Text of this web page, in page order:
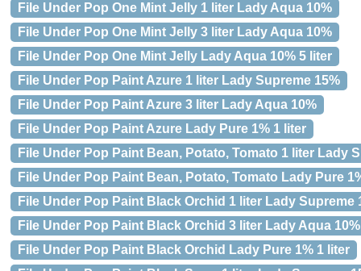
File Under Pop One Mint Jelly 1 liter Lady Aqua 10%
File Under Pop One Mint Jelly 3 liter Lady Aqua 10%
File Under Pop One Mint Jelly Lady Aqua 10% 5 liter
File Under Pop Paint Azure 1 liter Lady Supreme 15%
File Under Pop Paint Azure 3 liter Lady Aqua 10%
File Under Pop Paint Azure Lady Pure 1% 1 liter
File Under Pop Paint Bean, Potato, Tomato 1 liter Lady
File Under Pop Paint Bean, Potato, Tomato Lady Pure
File Under Pop Paint Black Orchid 1 liter Lady Supreme
File Under Pop Paint Black Orchid 3 liter Lady Aqua 10%
File Under Pop Paint Black Orchid Lady Pure 1% 1 liter